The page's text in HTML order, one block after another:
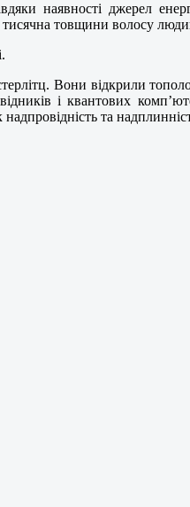
наявності джерел
тисячна товщини волосу
Вони відкрили
і квантових
та